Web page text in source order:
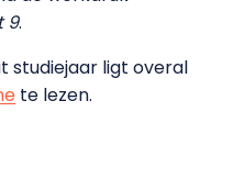
9.
studiejaar ligt overal
te lezen.